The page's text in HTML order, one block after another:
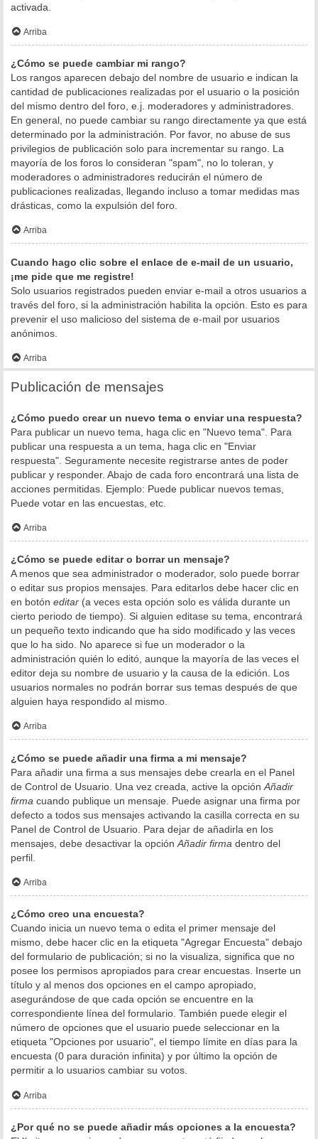
activada.
Arriba
¿Cómo se puede cambiar mi rango?
Los rangos aparecen debajo del nombre de usuario e indican la
cantidad de publicaciones realizadas por el usuario o la posición
del mismo dentro del foro, e.j. moderadores y administradores.
En general, no puede cambiar su rango directamente ya que está
determinado por la administración. Por favor, no abuse de sus
privilegios de publicación solo para incrementar su rango. La
mayoría de los foros lo consideran "spam", no lo toleran, y
moderadores o administradores reducirán el número de
publicaciones realizadas, llegando incluso a tomar medidas mas
drásticas, como la expulsión del foro.
Arriba
Cuando hago clic sobre el enlace de e-mail de un usuario,
¡me pide que me registre!
Solo usuarios registrados pueden enviar e-mail a otros usuarios a
través del foro, si la administración habilita la opción. Esto es para
prevenir el uso malicioso del sistema de e-mail por usuarios
anónimos.
Arriba
Publicación de mensajes
¿Cómo puedo crear un nuevo tema o enviar una respuesta?
Para publicar un nuevo tema, haga clic en "Nuevo tema". Para
publicar una respuesta a un tema, haga clic en "Enviar
respuesta". Seguramente necesite registrarse antes de poder
publicar y responder. Abajo de cada foro encontrará una lista de
acciones permitidas. Ejemplo: Puede publicar nuevos temas,
Puede votar en las encuestas, etc.
Arriba
¿Cómo se puede editar o borrar un mensaje?
A menos que sea administrador o moderador, solo puede borrar
o editar sus propios mensajes. Para editarlos debe hacer clic en
en botón editar (a veces esta opción solo es válida durante un
cierto periodo de tiempo). Si alguien editase su tema, encontrará
un pequeño texto indicando que ha sido modificado y las veces
que lo ha sido. No aparece si fue un moderador o la
administración quién lo editó, aunque la mayoría de las veces el
editor deja su nombre de usuario y la causa de la edición. Los
usuarios normales no podrán borrar sus temas después de que
alguien haya respondido al mismo.
Arriba
¿Cómo se puede añadir una firma a mi mensaje?
Para añadir una firma a sus mensajes debe crearla en el Panel
de Control de Usuario. Una vez creada, active la opción Añadir
firma cuando publique un mensaje. Puede asignar una firma por
defecto a todos sus mensajes activando la casilla correcta en su
Panel de Control de Usuario. Para dejar de añadirla en los
mensajes, debe desactivar la opción Añadir firma dentro del
perfil.
Arriba
¿Cómo creo una encuesta?
Cuando inicia un nuevo tema o edita el primer mensaje del
mismo, debe hacer clic en la etiqueta "Agregar Encuesta" debajo
del formulario de publicación; si no la visualiza, significa que no
posee los permisos apropiados para crear encuestas. Inserte un
título y al menos dos opciones en el campo apropiado,
asegurándose de que cada opción se encuentre en la
correspondiente línea del formulario. También puede elegir el
número de opciones que el usuario puede seleccionar en la
etiqueta "Opciones por usuario", el tiempo límite en días para la
encuesta (0 para duración infinita) y por último la opción de
permitir a lo usuarios cambiar su votos.
Arriba
¿Por qué no se puede añadir más opciones a la encuesta?